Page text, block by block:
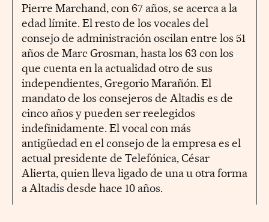
Pierre Marchand, con 67 años, se acerca a la
edad límite. El resto de los vocales del
consejo de administración oscilan entre los 51
años de Marc Grosman, hasta los 63 con los
que cuenta en la actualidad otro de sus
independientes, Gregorio Marañón. El
mandato de los consejeros de Altadis es de
cinco años y pueden ser reelegidos
indefinidamente. El vocal con más
antigüedad en el consejo de la empresa es el
actual presidente de Telefónica, César
Alierta, quien lleva ligado de una u otra forma
a Altadis desde hace 10 años.